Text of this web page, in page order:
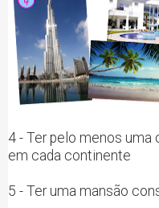
4 - Ter pelo menos uma
em cada continente
5 - Ter uma mansão